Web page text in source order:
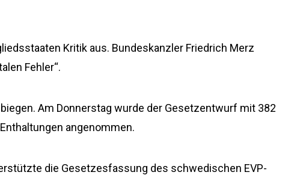
Kritik aus. Bundeskanzler Friedrich Merz
Fehler“.
Am Donnerstag wurde der Gesetzentwurf mit 382
angenommen.
die Gesetzesfassung des schwedischen EVP-